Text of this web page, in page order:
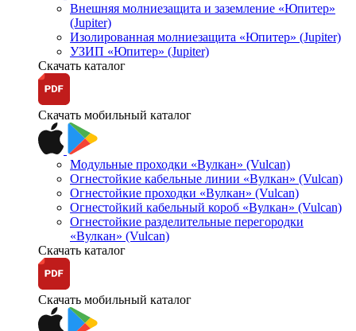
Внешняя молниезащита и заземление «Юпитер»
(Jupiter)
Изолированная молниезащита «Юпитер» (Jupiter)
УЗИП «Юпитер» (Jupiter)
Скачать каталог
Скачать мобильный каталог
Модульные проходки «Вулкан» (Vulcan)
Огнестойкие кабельные линии «Вулкан» (Vulcan)
Огнестойкие проходки «Вулкан» (Vulcan)
Огнестойкий кабельный короб «Вулкан» (Vulcan)
Огнестойкие разделительные перегородки
«Вулкан» (Vulcan)
Скачать каталог
Скачать мобильный каталог